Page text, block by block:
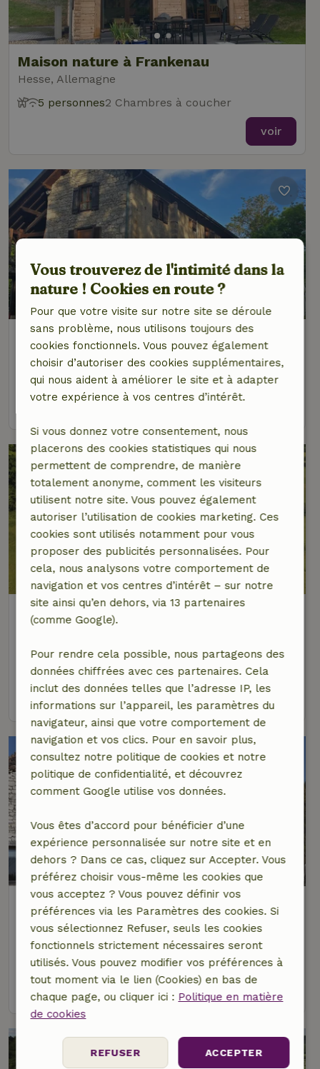
Maison nature à Frankenau
Hesse, Allemagne
5 personnes2 Chambres à coucher
voir
Maison nature à Condamine
Auvergne-Rhône-Alpes, France
10 personnes 5 Chambres à coucher
Maison nature à Castelnau-
Montratier-Sainte-Alauzie
5 personnes2 Chambres à coucher
voir
Maison nature à Castelnau-
Montratier-Sainte-Alauzie
Occitanie, France
20 personnes4 Chambres à coucher
voir
Vous trouverez de l'intimité dans la
nature ! Cookies en route ?
Pour que votre visite sur notre site se déroule
sans problème, nous utilisons toujours des
cookies fonctionnels. Vous pouvez également
choisir d’autoriser des cookies supplémentaires,
qui nous aident à améliorer le site et à adapter
votre expérience à vos centres d’intérêt.
Si vous donnez votre consentement, nous
placerons des cookies statistiques qui nous
permettent de comprendre, de manière
totalement anonyme, comment les visiteurs
utilisent notre site. Vous pouvez également
autoriser l’utilisation de cookies marketing. Ces
cookies sont utilisés notamment pour vous
proposer des publicités personnalisées. Pour
cela, nous analysons votre comportement de
navigation et vos centres d’intérêt – sur notre
site ainsi qu’en dehors, via 13 partenaires
(comme Google).
Pour rendre cela possible, nous partageons des
données chiffrées avec ces partenaires. Cela
inclut des données telles que l’adresse IP, les
informations sur l’appareil, les paramètres du
navigateur, ainsi que votre comportement de
navigation et vos clics. Pour en savoir plus,
consultez notre politique de cookies et notre
politique de confidentialité, et découvrez
comment Google utilise vos données.
Vous êtes d’accord pour bénéficier d’une
expérience personnalisée sur notre site et en
dehors ? Dans ce cas, cliquez sur Accepter. Vous
préférez choisir vous-même les cookies que
vous acceptez ? Vous pouvez définir vos
préférences via les Paramètres des cookies. Si
vous sélectionnez Refuser, seuls les cookies
fonctionnels strictement nécessaires seront
utilisés. Vous pouvez modifier vos préférences à
tout moment via le lien (Cookies) en bas de
chaque page, ou cliquer ici : Politique en matière
de cookies
ACCEPTER
REFUSER